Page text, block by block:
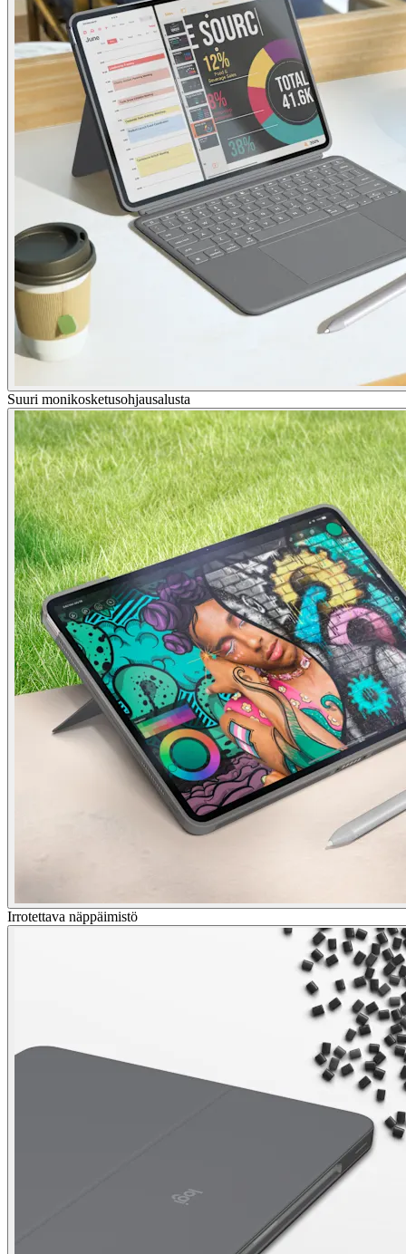
Suuri monikosketusohjausalusta
Irrotettava näppäimistö